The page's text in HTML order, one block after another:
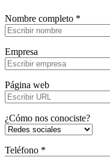
Nombre completo *
Empresa
Página web
¿Cómo nos conociste?
Teléfono *